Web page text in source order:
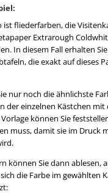
ist fliederfarben, die
Extrarough
In diesem Fall erhalten
die exakt auf dieses
nur noch die ähnlichste
der einzelnen Kästchen mit
können Sie
muss, damit sie im Druck
können Sie dann ablesen,
die Farbe im gewählten